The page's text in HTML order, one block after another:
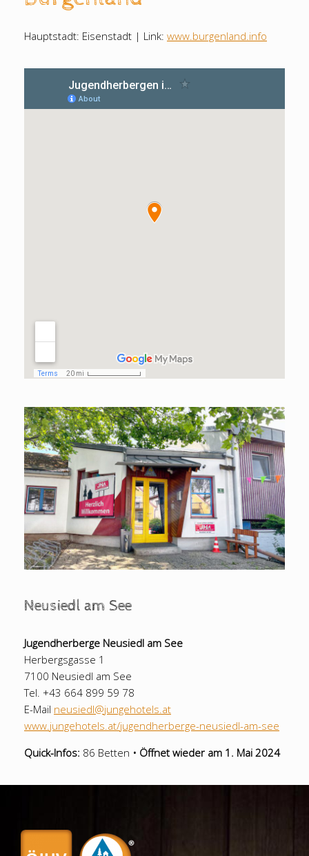
Hauptstadt: Eisenstadt | Link: www.burgenland.info
Neusiedl am See
Jugendherberge Neusiedl am See
Herbergsgasse 1
7100 Neusiedl am See
Tel. +43 664 899 59 78
E-Mail neusiedl@jungehotels.at
www.jungehotels.at/jugendherberge-neusiedl-am-see
Quick-Infos: 86 Betten • Öffnet wieder am 1. Mai 2024